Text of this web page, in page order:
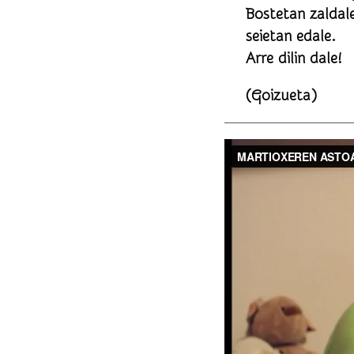
Bostetan
seietan edale.
Arre dilin dale!
(Goizueta)